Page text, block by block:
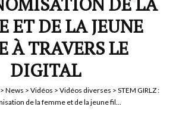
ET DE LA JEUNE
À TRAVERS LE
DIGITAL
> News > Vidéos > Vidéos diverses > STEM GIRLZ :
de la femme et de la jeune fil...